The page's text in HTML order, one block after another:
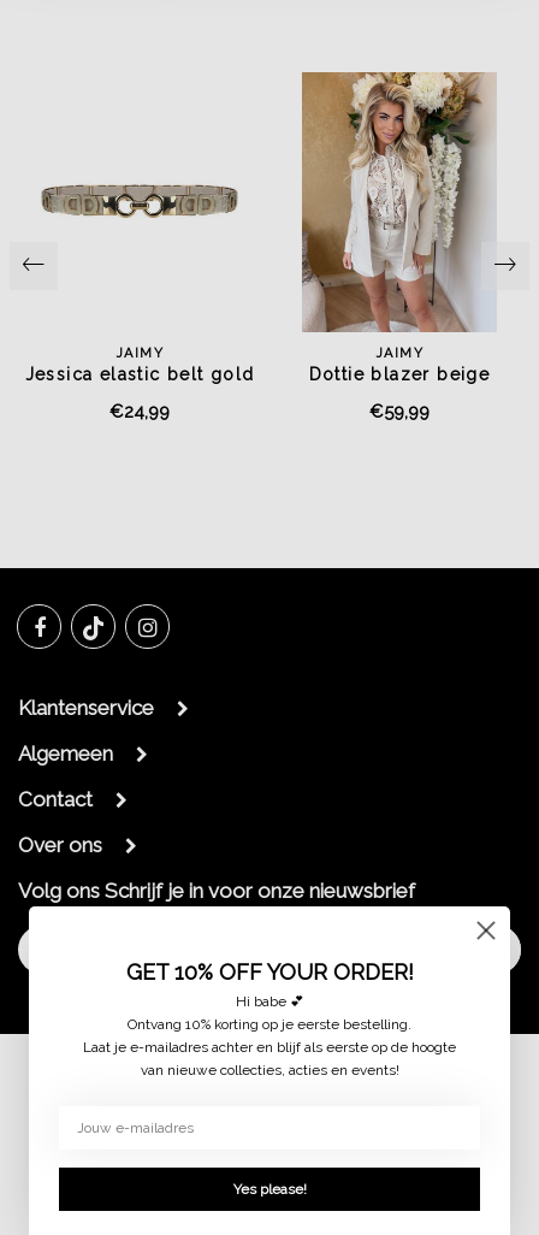
JAIMY
Jessica elastic belt gold
€24,99
JAIMY
Dottie blazer beige
€59,99
Klantenservice
Algemeen
Contact
Over ons
Volg ons Schrijf je in voor onze nieuwsbrief
GET 10% OFF YOUR ORDER!
Hi babe 💕
Ontvang 10% korting op je eerste bestelling.
Laat je e-mailadres achter en blijf als eerste op de hoogte
van nieuwe collecties, acties en events!
Yes please!